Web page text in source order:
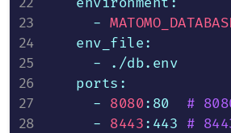
      -
    env_file:
      - ./db.env
    ports:
      -
8080:80 #
      -
8443:443 #